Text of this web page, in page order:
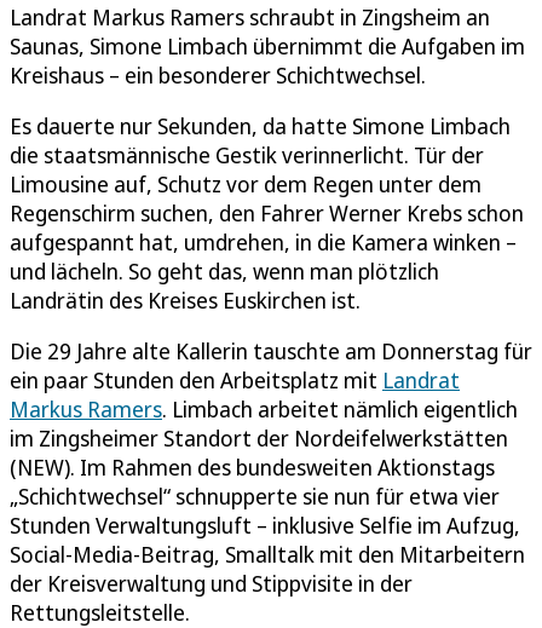
Landrat Markus Ramers schraubt in Zingsheim an
Saunas, Simone Limbach übernimmt die Aufgaben im
Kreishaus – ein besonderer Schichtwechsel.
Es dauerte nur Sekunden, da hatte Simone Limbach
die staatsmännische Gestik verinnerlicht. Tür der
Limousine auf, Schutz vor dem Regen unter dem
Regenschirm suchen, den Fahrer Werner Krebs schon
aufgespannt hat, umdrehen, in die Kamera winken –
und lächeln. So geht das, wenn man plötzlich
Landrätin des Kreises Euskirchen ist.
Die 29 Jahre alte Kallerin tauschte am Donnerstag für
ein paar Stunden den Arbeitsplatz mit Landrat
Markus Ramers. Limbach arbeitet nämlich eigentlich
im Zingsheimer Standort der Nordeifelwerkstätten
(NEW). Im Rahmen des bundesweiten Aktionstags
„Schichtwechsel“ schnupperte sie nun für etwa vier
Stunden Verwaltungsluft – inklusive Selfie im Aufzug,
Social-Media-Beitrag, Smalltalk mit den Mitarbeitern
der Kreisverwaltung und Stippvisite in der
Rettungsleitstelle.